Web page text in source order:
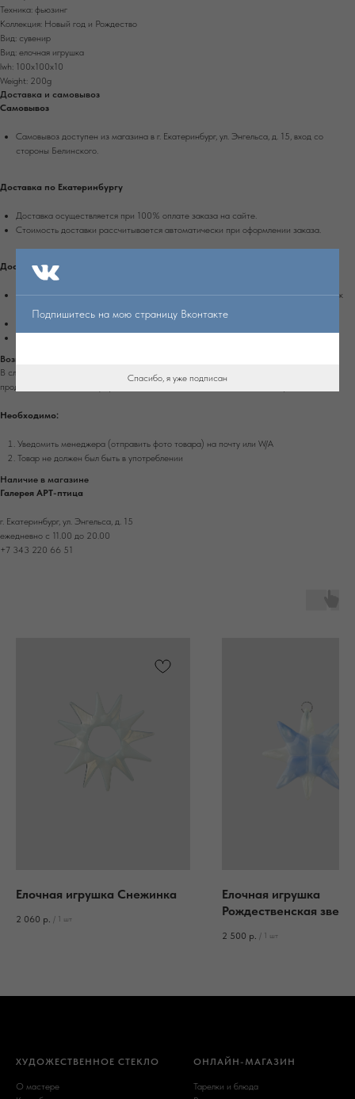
Техника: фьюзинг
Коллекция: Новый год и Рождество
Вид: сувенир
Вид: елочная игрушка
lwh: 100x100x10
Weight: 200g
Доставка и самовывоз
Самовывоз
Самовывоз доступен из магазина в г. Екатеринбург, ул. Энгельса, д. 15, вход со
стороны Белинского.
Доставка по Екатеринбургу
Доставка осуществляется при 100% оплате заказа на сайте.
Стоимость доставки рассчитывается автоматически при оформлении заказа.
Доставка по России
Доставка осуществляется при 100% оплате заказа транспортной компанией Сдек
или Почтой России.
Срок доставки в другие города России - 4-10 рабочих дней.
Возврат
В случае обнаружения дефекта на изделии, которое не было оговорено заранее с
продавцом, вы можете вернуть изделие в течение 7 дней с момента получения.
Необходимо:
Уведомить менеджера (отправить фото товара) на почту или W/А
Товар не должен был быть в употреблении
Наличие в магазине
Галерея АРТ-птица
г. Екатеринбург, ул. Энгельса, д. 15
ежедневно с 11.00 до 20.00
+7 343 220 66 51
Елочная игрушка Снежинка
2 060 р. / 1 шт
Елочная игрушка
Рождественская
2 500 р. / 1 шт
Подпишитесь на мою страницу Вконтакте
Спасибо, я уже подписан
ХУДОЖЕСТВЕННОЕ СТЕКЛО
О мастере
ОНЛАЙН-МАГАЗИН
Тарелки и блюда